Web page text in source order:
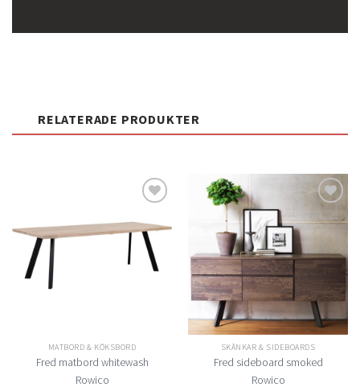
RELATERADE PRODUKTER
Lägg
till i
önskelistan
MATBORD & KÖKSBORD
Fred matbord whitewash
Rowico
önskelistan
SKÄNKAR & SIDEBOARDS
Fred sideboard smoked
Rowico